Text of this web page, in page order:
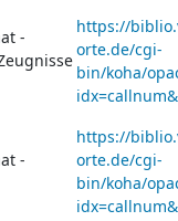
-
https://
orte.de/cgi-
bin/koha/
-
https://
orte.de/cgi-
bin/koha/